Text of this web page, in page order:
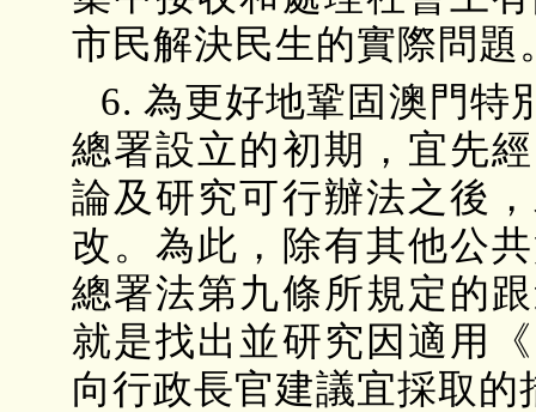
市民解決民生的實際問題
6. 為更好地鞏固澳門特
總署設立的初期，宜先
論及研究可行辦法之後
改。為此，除有其他公
總署法第九條所規定的
就是找出並研究因適用
向行政長官建議宜採取的